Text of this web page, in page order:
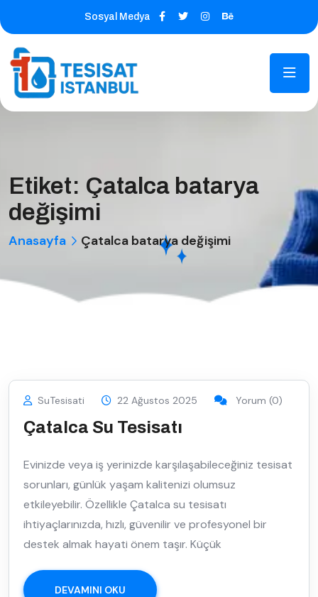
Sosyal Medya
Etiket: Çatalca batarya
değişimi
Anasayfa Çatalca batarya değişimi
SuTesisati 22 Ağustos 2025 Yorum (0)
Çatalca Su Tesisatı
Evinizde veya iş yerinizde karşılaşabileceğiniz tesisat
sorunları, günlük yaşam kalitenizi olumsuz
etkileyebilir. Özellikle Çatalca su tesisatı
ihtiyaçlarınızda, hızlı, güvenilir ve profesyonel bir
destek almak hayati önem taşır. Küçük
DEVAMINI OKU